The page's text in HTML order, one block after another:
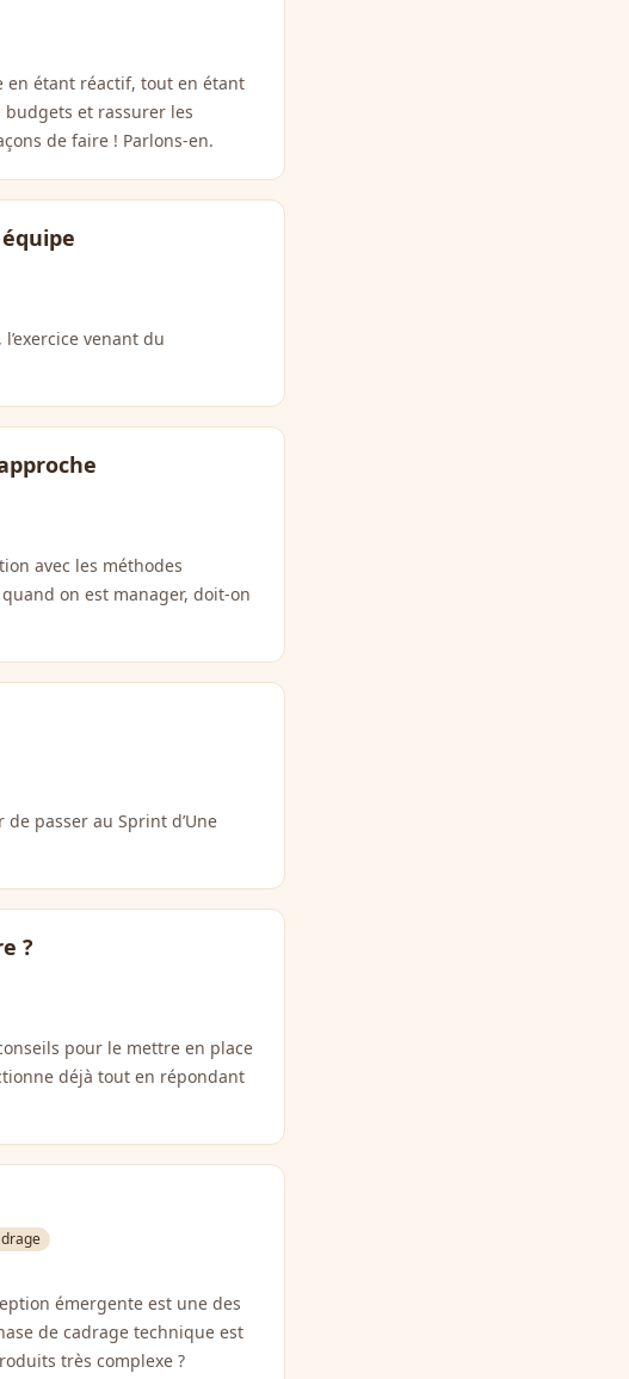
en étant réactif, tout en étant
et rassurer les
de faire ! Parlons-en.
venant du
avec les méthodes
on est manager, doit-on
passer au Sprint d’Une
?
pour le mettre en place
déjà tout en répondant
émergente est une des
de cadrage technique est
très complexe ?